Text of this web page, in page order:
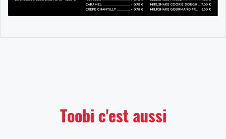
Toobi c'est aussi